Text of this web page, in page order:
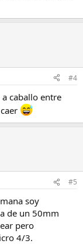
#4
caballo entre
#5
soy
de un 50mm
pero
4/3.